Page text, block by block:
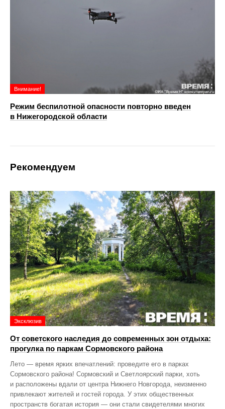
Внимание!
Режим беспилотной опасности повторно введен
в Нижегородской области
Рекомендуем
Эксклюзив
От советского наследия до современных зон отдыха:
прогулка по паркам Сормовского района
Лето — время ярких впечатлений: проведите его в парках
Сормовского района! Сормовский и Светлоярский парки, хоть
и расположены вдали от центра Нижнего Новгорода, неизменно
привлекают жителей и гостей города. У этих общественных
пространств богатая история — они стали свидетелями многих